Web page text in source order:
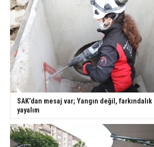
SAK’dan mesaj var; Yangın değil, farkındalık
yayalım